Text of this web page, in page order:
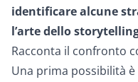
identificare alcune
l’arte dello
Racconta il confronto
Una prima possibilità